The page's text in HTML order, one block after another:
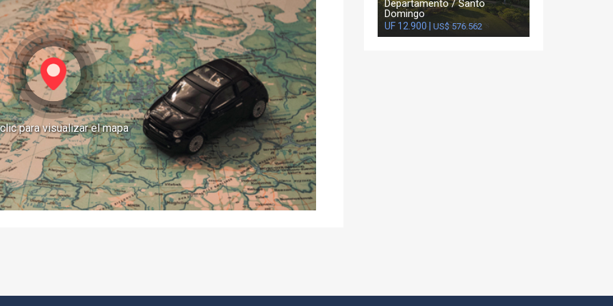
para visualizar el mapa
Departamento / Santo
Domingo
UF 12.900 | US$ 576.562